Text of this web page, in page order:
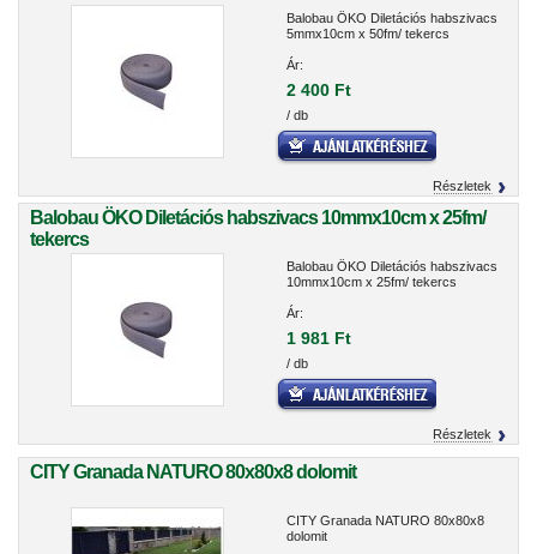
Balobau ÖKO Diletációs habszivacs
5mmx10cm x 50fm/ tekercs
Ár:
2 400 Ft
/ db
Részletek
Balobau ÖKO Diletációs habszivacs 10mmx10cm x 25fm/
tekercs
Balobau ÖKO Diletációs habszivacs
10mmx10cm x 25fm/ tekercs
Ár:
1 981 Ft
/ db
Részletek
CITY Granada NATURO 80x80x8 dolomit
CITY Granada NATURO 80x80x8
dolomit